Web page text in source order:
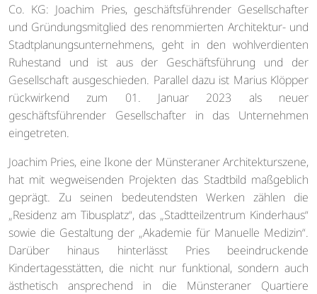
Co. KG: Joachim Pries, geschäftsführender Gesellschafter
und Gründungsmitglied des renommierten Architektur- und
Stadtplanungsunternehmens, geht in den wohlverdienten
Ruhestand und ist aus der Geschäftsführung und der
Gesellschaft ausgeschieden. Parallel dazu ist Marius Klöpper
rückwirkend zum 01. Januar 2023 als neuer
geschäftsführender Gesellschafter in das Unternehmen
eingetreten.
Joachim Pries, eine Ikone der Münsteraner Architekturszene,
hat mit wegweisenden Projekten das Stadtbild maßgeblich
geprägt. Zu seinen bedeutendsten Werken zählen die
„Residenz am Tibusplatz“, das „Stadtteilzentrum Kinderhaus“
sowie die Gestaltung der „Akademie für Manuelle Medizin“.
Darüber hinaus hinterlässt Pries beeindruckende
Kindertagesstätten, die nicht nur funktional, sondern auch
ästhetisch ansprechend in die Münsteraner Quartiere